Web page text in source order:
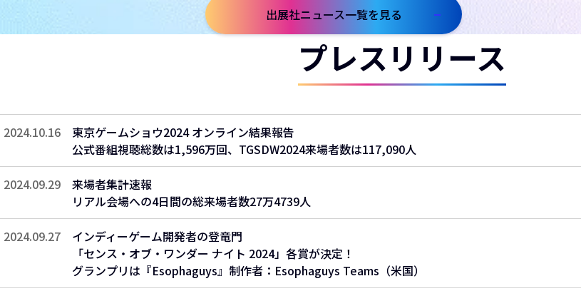
出展社ニュース一覧を見る
プレスリリース
2024.10.16
東京ゲームショウ2024 オンライン結果報告
公式番組視聴総数は1,596万回、TGSDW2024来場者数は117,090人
2024.09.29
来場者集計速報
リアル会場への4日間の総来場者数27万4739人
2024.09.27
インディーゲーム開発者の登竜門​
「センス・オブ・ワンダー ナイト 2024」各賞が決定！​
グランプリは『Esophaguys』制作者：Esophaguys Teams（米国）